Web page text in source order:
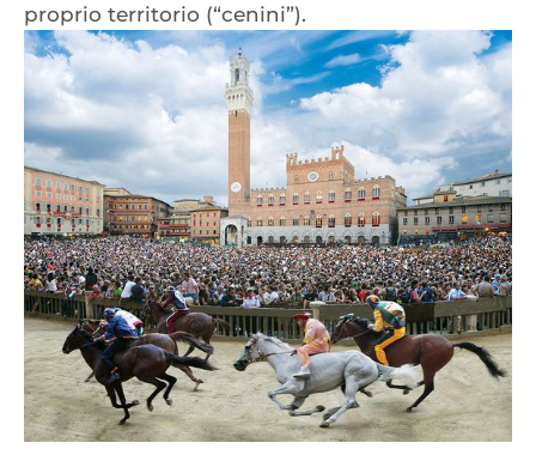
proprio territorio (“cenini”).